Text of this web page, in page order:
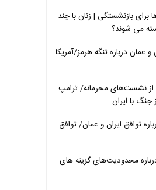
برای بازنشستگی | زنان با چند
می شوند؟
و عمان درباره تنگه هرمز/آمریکا
نشست‌های محرمانه/ ترامپ
جنگ با ایران
توافق ایران و عمان/ توافق
محدودیت‌های گزینه های